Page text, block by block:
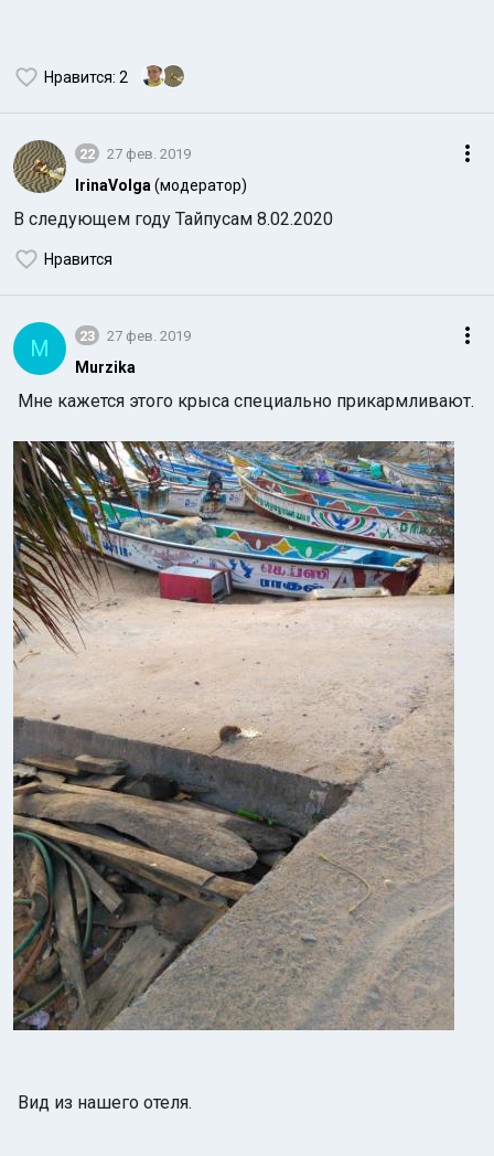
Нравится: 2
22 27 фев. 2019
IrinaVolga (модератор)
В следующем году Тайпусам 8.02.2020
Нравится
M 23 27 фев. 2019
Murzika
Мне кажется этого крыса специально прикармливают.
Вид из нашего отеля.